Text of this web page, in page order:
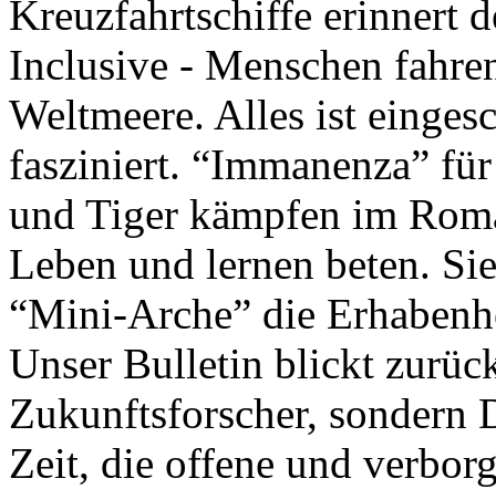
Kreuzfahrtschiffe erinnert
Inclusive - Menschen
Weltmeere. Alles ist
fasziniert. “Immanenza”
und Tiger kämpfen im
Leben und lernen beten.
“Mini-Arche” die
Unser Bulletin blickt
Zukunftsforscher, sondern
Zeit, die offene und